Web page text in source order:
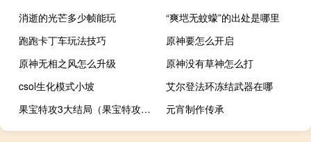
消逝的光芒多少帧能玩
“爽垲无蚊蠓”的出处是哪里
跑跑卡丁车玩法技巧
原神要怎么开启
原神无相之风怎么升级
原神没有草神怎么打
csol生化模式小坡
艾尔登法环冻结武器在哪
果宝特攻3大结局（果宝特攻3大结局）
元宵制作传承